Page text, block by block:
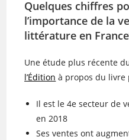
Quelques chiffres
l’importance de la
littérature en
Une étude plus récente
l’Édition à propos du livre
Il est le 4e secteur de
en 2018
Ses ventes ont